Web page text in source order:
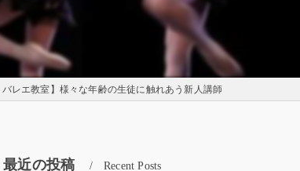
レエ教室】様々な年齢の生徒に触れあう新人講師
最近の投稿 Recent Posts